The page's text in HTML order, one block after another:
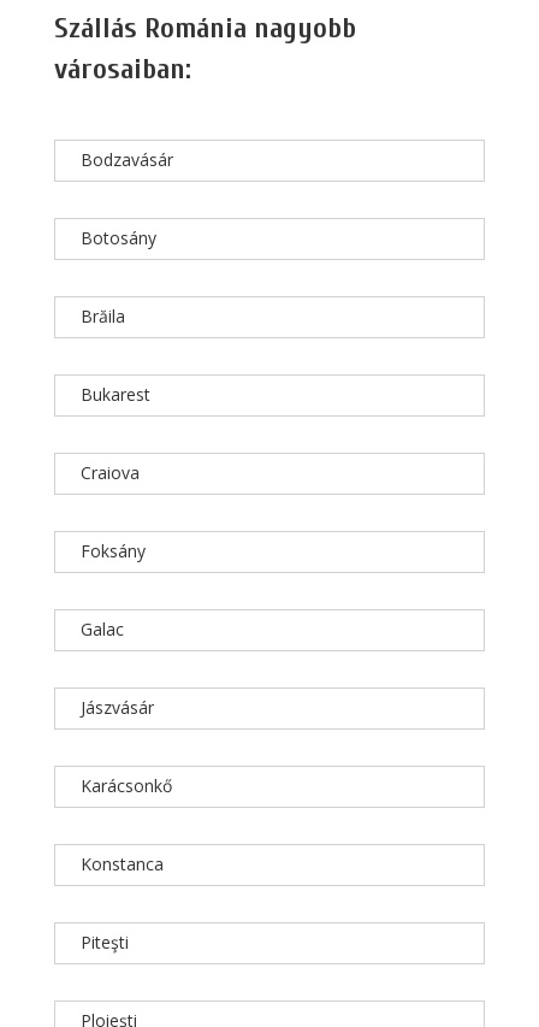
Szállás Románia nagyobb
városaiban:
Bodzavásár
Botosány
Brăila
Bukarest
Craiova
Foksány
Galac
Jászvásár
Karácsonkő
Konstanca
Piteşti
Ploieşti